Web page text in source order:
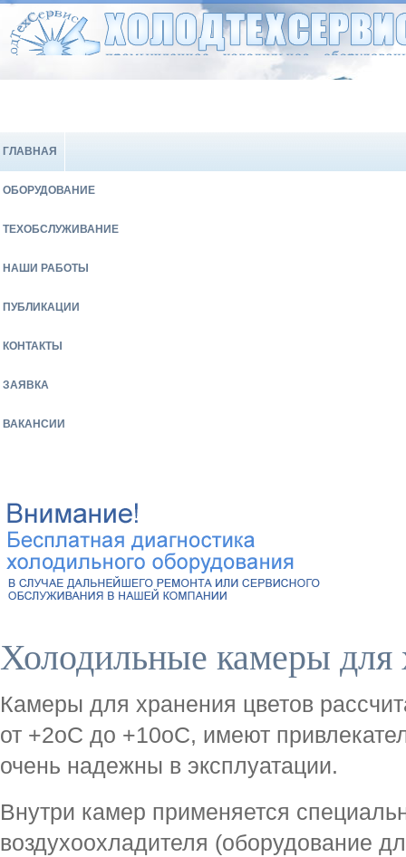
ГЛАВНАЯ
ОБОРУДОВАНИЕ
ТЕХОБСЛУЖИВАНИЕ
НАШИ РАБОТЫ
ПУБЛИКАЦИИ
КОНТАКТЫ
ЗАЯВКА
ВАКАНСИИ
Холодильные камеры для
Камеры для хранения цветов
от +2оС до +10оС, имеют
очень надежны в эксплуатации.
Внутри камер применяется
воздухоохладителя (оборудование